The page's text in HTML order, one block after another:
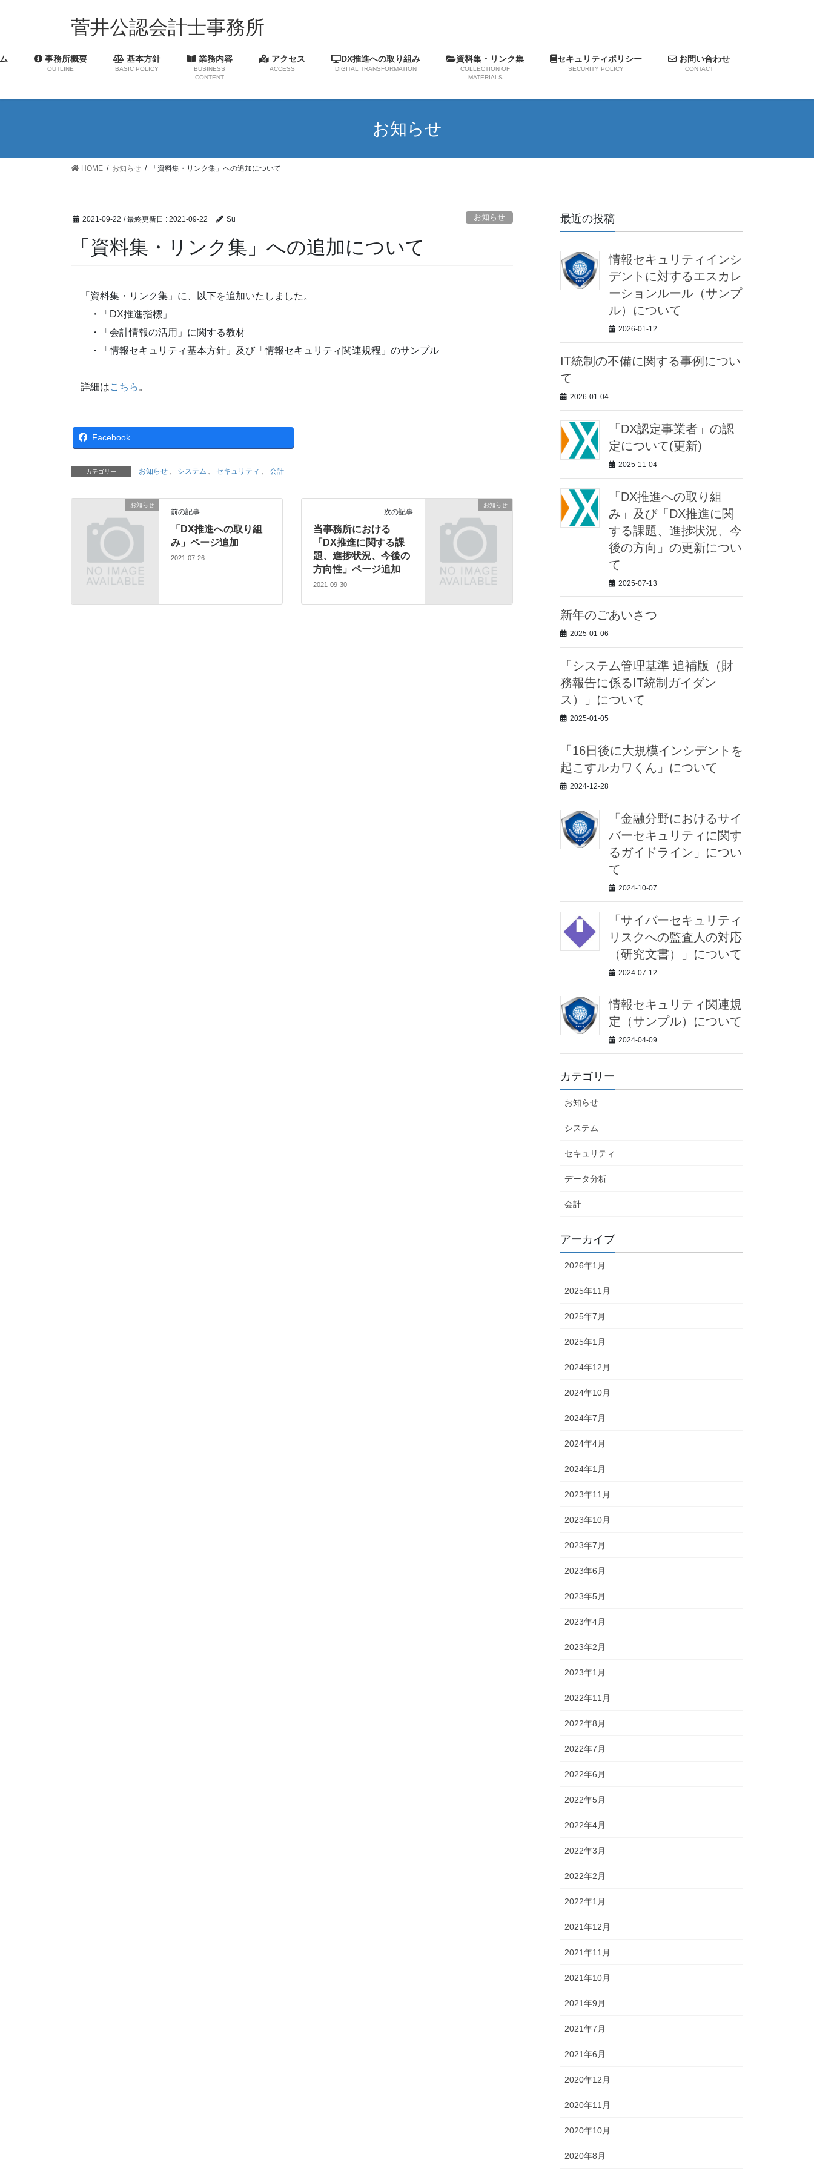
ツ
シ
菅井公認会計士事務所
事務所概要
OUTLINE
基本方針
BASIC POLICY
業務内容
BUSINESS
CONTENT
アクセス
ACCESS
DX推進への取り組み
DIGITAL TRANSFORMATION
資料集・リンク集
COLLECTION OF
MATERIALS
セキュリティポリシー
SECURITY POLICY
お問い合わせ
CONTACT
お知らせ
HOME お知らせ 「資料集・リンク集」への追加について
2021-09-22 / 最終更新日 : 2021-09-22 Su お知らせ
「資料集・リンク集」への追加について
「資料集・リンク集」に、以下を追加いたしました。
・「DX推進指標」
・「会計情報の活用」に関する教材
・「情報セキュリティ基本方針」及び「情報セキュリティ関連規程」のサンプル
詳細はこちら 。
Facebook
カテゴリー お知らせ 、 システム 、 セキュリティ 、 会計
お知らせ
前の記事
「DX推進への取り組
み」ページ追加
2021-07-26
お知らせ
次の記事
当事務所における
「DX推進に関する課
題、進捗状況、今後の
方向性」ページ追加
2021-09-30
最近の投稿
情報セキュリティインシ
デントに対するエスカレ
ーションルール（サンプ
ル）について
2026-01-12
IT統制の不備に関する事例につい
て
2026-01-04
「DX認定事業者」の認
定について(更新)
2025-11-04
「DX推進への取り組
み」及び「DX推進に関
する課題、進捗状況、今
後の方向」の更新につい
て
2025-07-13
新年のごあいさつ
2025-01-06
「システム管理基準 追補版（財
務報告に係るIT統制ガイダン
ス）」について
2025-01-05
「16日後に大規模インシデントを
起こすルカワくん」について
2024-12-28
「金融分野におけるサイ
バーセキュリティに関す
るガイドライン」につい
て
2024-10-07
「サイバーセキュリティ
リスクへの監査人の対応
（研究文書）」について
2024-07-12
情報セキュリティ関連規
定（サンプル）について
2024-04-09
カテゴリー
お知らせ
システム
セキュリティ
データ分析
会計
アーカイブ
2026年1月
2025年11月
2025年7月
2025年1月
2024年12月
2024年10月
2024年7月
2024年4月
2024年1月
2023年11月
2023年10月
2023年7月
2023年6月
2023年5月
2023年4月
2023年2月
2023年1月
2022年11月
2022年8月
2022年7月
2022年6月
2022年5月
2022年4月
2022年3月
2022年2月
2022年1月
2021年12月
2021年11月
2021年10月
2021年9月
2021年7月
2021年6月
2020年12月
2020年11月
2020年10月
2020年8月